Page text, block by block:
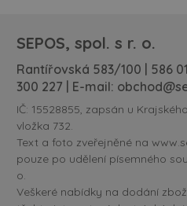
SEPOS, spol. s r. o.
Rantířovská 583/100 | 586
300 227 | E-mail:
IČ: 15528855, zapsán u
vložka 732.
Text a foto zveřejněné na
pouze po udělení písemného
o.
Veškeré nabídky na dodání